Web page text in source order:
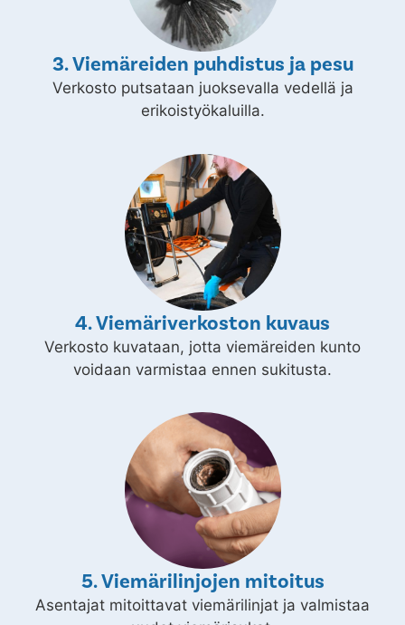
3. Viemäreiden puhdistus ja pesu
Verkosto putsataan juoksevalla vedellä ja
erikoistyökaluilla.
4. Viemäriverkoston kuvaus
Verkosto kuvataan, jotta viemäreiden kunto
voidaan varmistaa ennen sukitusta.
5. Viemärilinjojen mitoitus
Asentajat mitoittavat viemärilinjat ja valmistaa